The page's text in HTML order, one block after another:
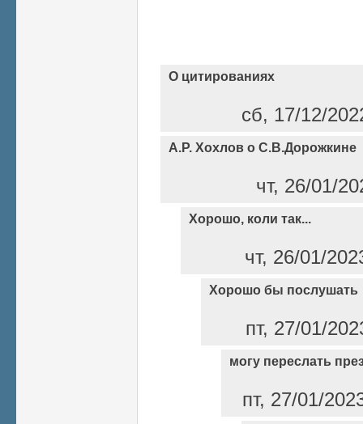
О цитированиях
сб, 17/12/
А.Р. Хохлов о С.В.Дорожкине
чт, 26/01/
Хорошо, коли так...
чт, 26/01/
Хорошо бы послушать
пт, 27/01/
могу переслать
пт, 27/01/